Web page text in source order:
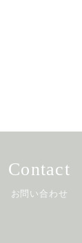
Contact
お問い合わせ